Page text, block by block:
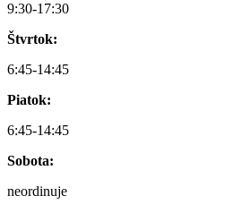
9:30-17:30
Štvrtok:
6:45-14:45
Piatok:
6:45-14:45
Sobota:
neordinuje